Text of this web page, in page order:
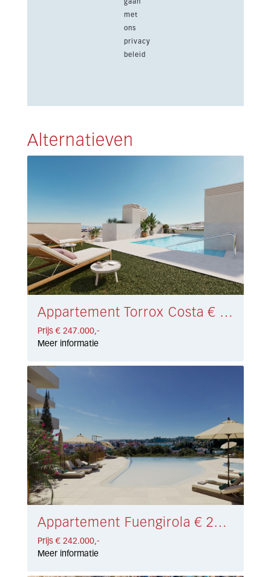
met
ons
privacy
beleid
Alternatieven
Appartement Torrox Costa € 247.000,-
Prijs € 247.000,-
Meer informatie
Appartement Fuengirola € 242.000,-
Prijs € 242.000,-
Meer informatie